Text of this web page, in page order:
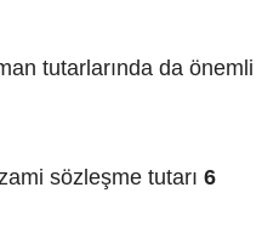
tutarlarında da önemli
sözleşme tutarı 6